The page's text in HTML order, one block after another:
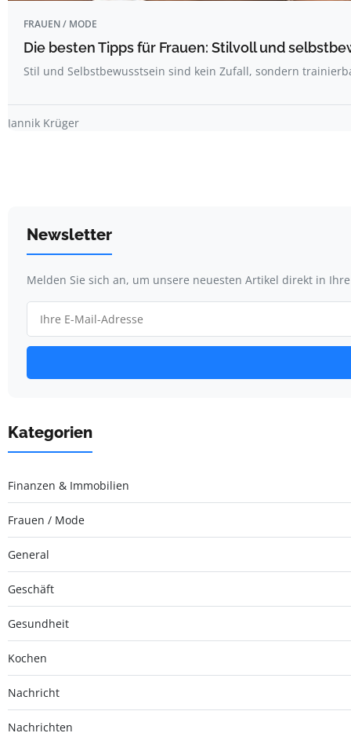
FRAUEN / MODE
Die besten Tipps für Frauen: Stilvoll und
Stil und Selbstbewusstsein sind kein Zufall, sondern
Jannik Krüger
Newsletter
Melden Sie sich an, um unsere neuesten Artikel direkt in
Kategorien
Finanzen & Immobilien
Frauen / Mode
General
Geschäft
Gesundheit
Kochen
Nachricht
Nachrichten